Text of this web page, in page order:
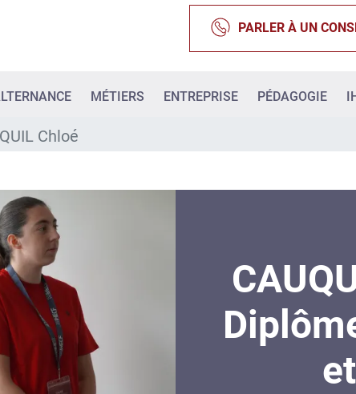
PARLER À UN
MÉTIERS ENTREPRISE PÉDAGOGIE
Chloé